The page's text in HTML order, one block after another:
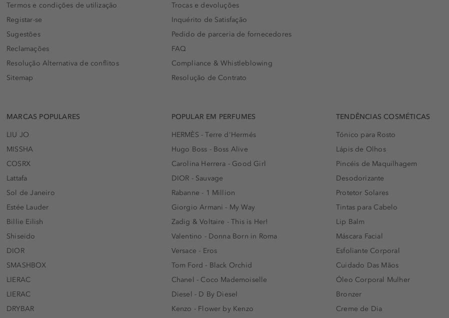
Termos e condições de utilização
Registar-se
Sugestões
Reclamações
Resolução Alternativa de conflitos
Sitemap
Trocas e devoluções
Inquérito de Satisfação
Pedido de parceria de fornecedores
FAQ
Compliance & Whistleblowing
Resolução de Contrato
MARCAS POPULARES
LIU JO
MISSHA
COSRX
Lattafa
Sol de Janeiro
Estée Lauder
Billie Eilish
Shiseido
DIOR
SMASHBOX
LIERAC
LIERAC
DRYBAR
POPULAR EM PERFUMES
HERMÈS - Terre d'Hermés
Hugo Boss - Boss Alive
Carolina Herrera - Good Girl
DIOR - Sauvage
Rabanne - 1 Million
Giorgio Armani - My Way
Zadig & Voltaire - This is Her!
Valentino - Donna Born in Roma
Versace - Eros
Tom Ford - Black Orchid
Chanel - Coco Mademoiselle
Diesel - D By Diesel
Kenzo - Flower by Kenzo
TENDÊNCIAS COSMÉTICAS
Tónico para Rosto
Lápis de Olhos
Pincéis de Maquilhagem
Desodorizante
Protetor Solares
Tintas para Cabelo
Lip Balm
Máscara Facial
Esfoliante Corporal
Cuidado Das Mãos
Óleo Corporal Mulher
Bronzer
Creme de Dia